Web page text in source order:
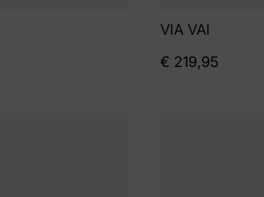
VIA VAI
€ 219,95